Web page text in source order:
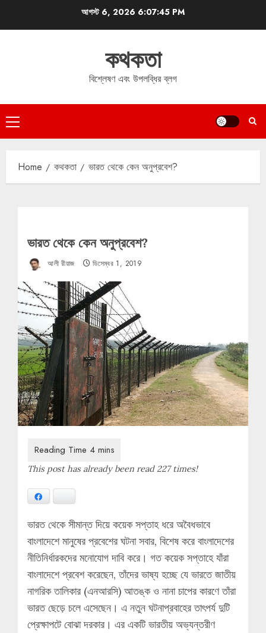
আগস্ট 6, 2026 6:07:46 PM
কথকতা
বিশ্লেষণ এবং উপলব্ধির ব্লগ
Primary
Menu
Home কথকতা ভারত থেকে কেন অনুপ্রবেশ?
ভারত থেকে কেন অনুপ্রবেশ?
আলী রীয়াজ ডিসেম্বর 1, 2019
This post has already been read 227 times!
ভারত থেকে সীমান্ত দিয়ে কয়েক সপ্তাহ ধরে অবৈধভাবে
বাংলাদেশে মানুষের প্রবেশের ঘটনা সবার, বিশেষ করে বাংলাদেশের
নীতিনির্ধারকদের মনোযোগ দাবি করে। গত কয়েক সপ্তাহে যাঁরা
বাংলাদেশে প্রবেশ করেছেন, তাঁদের ভাষ্য হচ্ছে যে ভারতে জাতীয়
নাগরিক তালিকার (এনআরসি) আতঙ্ক ও নানা চাপের কারণে তাঁরা
ভারত ছেড়ে চলে এসেছেন। এ নতুন ঘটনাপ্রবাহের তাৎপর্য দুটি
প্রেক্ষাপটে বোঝা দরকার। এর একটি ভারতীয় অভ্যন্তরীণ